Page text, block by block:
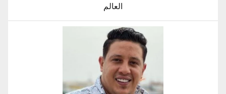
العالم